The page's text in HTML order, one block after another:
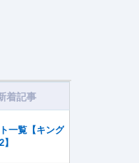
着記事
一覧【キング